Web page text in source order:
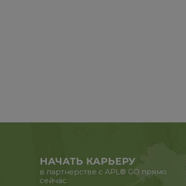
НАЧАТЬ КАРЬЕРУ
в партнерстве с APL® GO прямо
сейчас